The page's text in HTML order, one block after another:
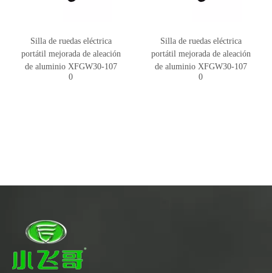
Silla de ruedas eléctrica
portátil mejorada de aleación
de aluminio XFGW30-107
0
Silla de ruedas eléctrica
portátil mejorada de aleación
de aluminio XFGW30-107
0